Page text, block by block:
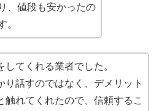
、値段も安かったの
。
してくれる業者でした。
り話すのではなく、デメリット
触れてくれたので、信頼するこ